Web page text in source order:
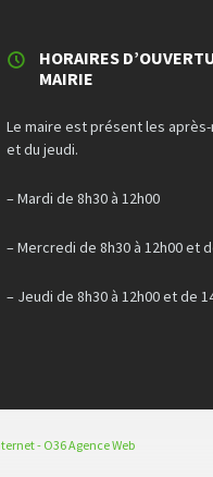
HORAIRES
MAIRIE
Le maire est présent les
et du jeudi.
– Mardi de 8h30 à 12h00
– Mercredi de 8h30 à 12h00 et
– Jeudi de 8h30 à 12h00 et de
- O36 Agence Web